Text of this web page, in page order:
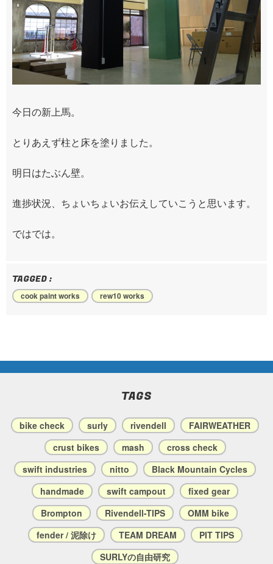
今日の新上馬。
とりあえず柱と床を塗りました。
明日はたぶん壁。
進捗状況、ちょいちょいお伝えしていこうと思います。
ではでは。
TAGGED :
cook paint works rew10 works
TAGS
bike check surly rivendell
FAIRWEATHER
crust bikes
mash
cross check
swift industries
nitto
Black Mountain Cycles
handmade
swift campout
fixed gear
Brompton
Rivendell-TIPS
OMM bike
fender / 泥除け
TEAM DREAM
PIT TIPS
SURLYの自由研究